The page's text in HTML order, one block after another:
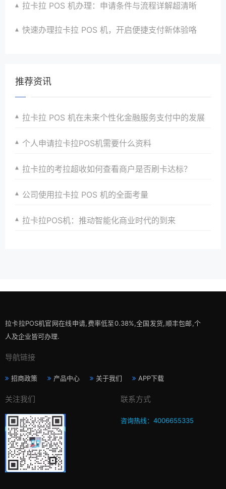
拉卡拉 POS 机办理：申请条件与流程详解超清晰
快速办理拉卡拉 POS 机，开启便捷支付新体验咯
推荐资讯
拉卡拉 POS 机在未来个性化金融服务支付中的发展
个人申请拉卡拉POS机需要什么资料
拉卡拉的考拉超收如何查看商户是否刷卡达标？
公司使用拉卡拉 POS 机的全面考量
拉卡拉POS机：推动智能化商业时代的到来
拉卡拉POS机官网在线申请,费率低至0.38%,全国发货,顺丰包邮,个
人及企业皆可办理.
导航链接
招商政策 产品中心 关于我们 APP下载
关注我们 联系方式
咨询热线：4006655335